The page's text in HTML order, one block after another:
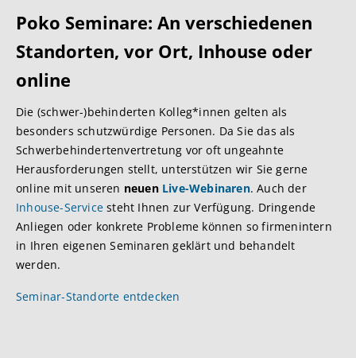
Poko Seminare: An verschiedenen
Standorten, vor Ort, Inhouse oder
online
Die (schwer-)behinderten Kolleg*innen gelten als
besonders schutzwürdige Personen. Da Sie das als
Schwerbehindertenvertretung vor oft ungeahnte
Herausforderungen stellt, unterstützen wir Sie gerne
online mit unseren neuen Live-Webinaren. Auch der
Inhouse-Service steht Ihnen zur Verfügung. Dringende
Anliegen oder konkrete Probleme können so firmenintern
in Ihren eigenen Seminaren geklärt und behandelt
werden.
Seminar-Standorte entdecken